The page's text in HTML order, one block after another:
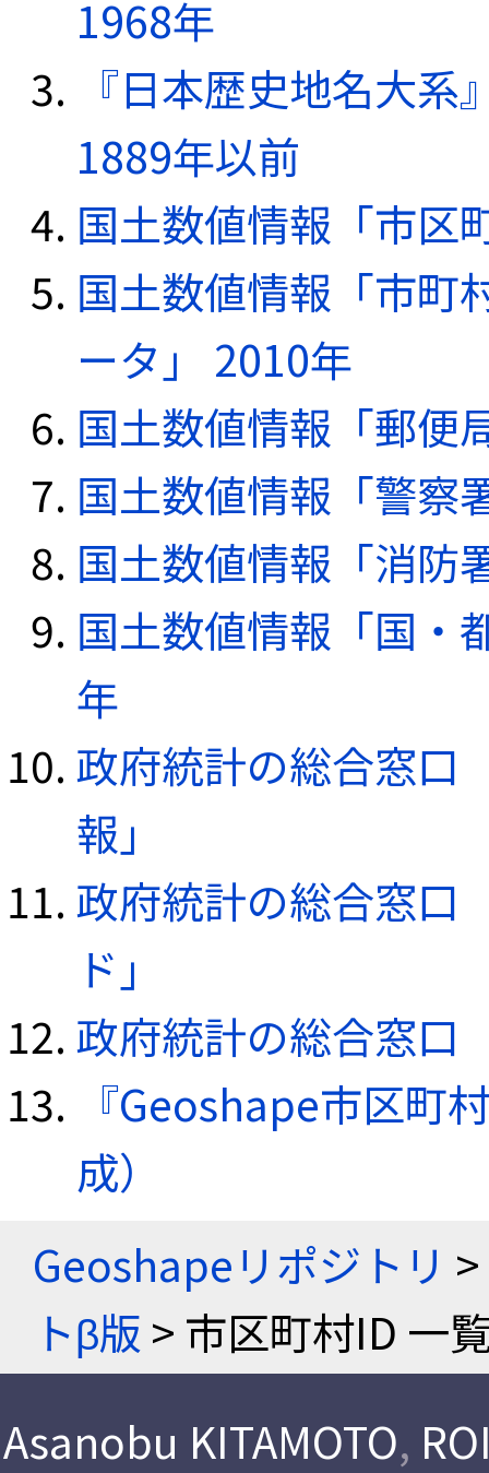
1968年
『日本歴史地名大
1889年以前
国土数値情報「市区
国土数値情報「市町
ータ」 2010年
国土数値情報「郵便
国土数値情報「警察
国土数値情報「消防
国土数値情報「国・
年
政府統計の総合窓口
報」
政府統計の総合窓口
ド」
政府統計の総合窓口
『Geoshape市区町
成）
Geoshapeリポジトリ >
トβ版 > 市区町村ID 一
Asanobu KITAMOTO,